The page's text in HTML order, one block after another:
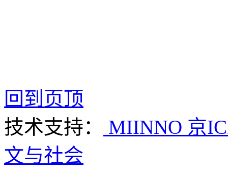
回到页顶
技术支持：
MIINNO 京
文与社会